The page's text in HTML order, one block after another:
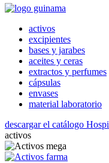
activos
excipientes
bases y jarabes
aceites y ceras
extractos y perfumes
cápsulas
envases
material laboratorio
descargar el catálogo
activos